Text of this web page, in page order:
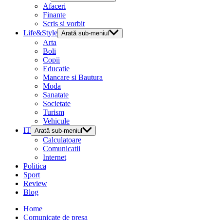
Afaceri
Finante
Scris si vorbit
Life&Style Arată sub-meniul
Arta
Boli
Copii
Educatie
Mancare si Bautura
Moda
Sanatate
Societate
Turism
Vehicule
IT Arată sub-meniul
Calculatoare
Comunicatii
Internet
Politica
Sport
Review
Blog
Home
Comunicate de presa